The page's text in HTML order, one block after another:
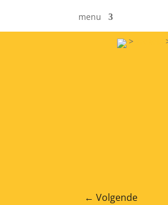
menu
>
←Volgende